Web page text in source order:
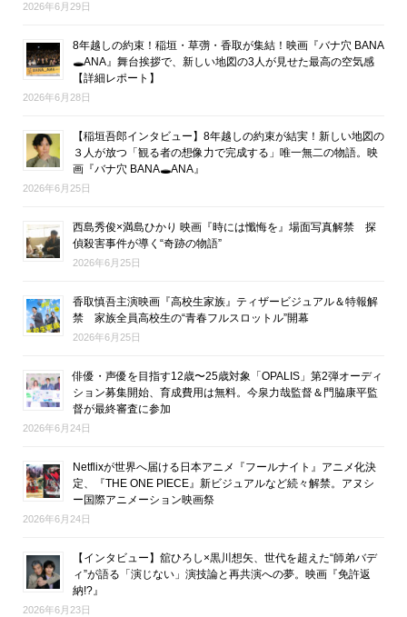
2026年6月29日
8年越しの約束！稲垣・草彅・香取が集結！映画『バナ穴 BANA
🕳ANA』舞台挨拶で、新しい地図の3人が見せた最高の空気感
【詳細レポート】
2026年6月28日
【稲垣吾郎インタビュー】8年越しの約束が結実！新しい地図の
３人が放つ「観る者の想像力で完成する」唯一無二の物語。映
画『バナ穴 BANA🕳ANA』
2026年6月25日
西島秀俊×満島ひかり 映画『時には懺悔を』場面写真解禁 探
偵殺害事件が導く“奇跡の物語”
2026年6月25日
香取慎吾主演映画『高校生家族』ティザービジュアル＆特報解
禁 家族全員高校生の“青春フルスロットル”開幕
2026年6月25日
俳優・声優を目指す12歳〜25歳対象「OPALIS」第2弾オーディ
ション募集開始、育成費用は無料。今泉力哉監督＆門脇康平監
督が最終審査に参加
2026年6月24日
Netflixが世界へ届ける日本アニメ『フールナイト』アニメ化決
定、『THE ONE PIECE』新ビジュアルなど続々解禁。アヌシ
ー国際アニメーション映画祭
2026年6月24日
【インタビュー】舘ひろし×黒川想矢、世代を超えた“師弟バデ
ィ”が語る「演じない」演技論と再共演への夢。映画『免許返
納!?』
2026年6月23日